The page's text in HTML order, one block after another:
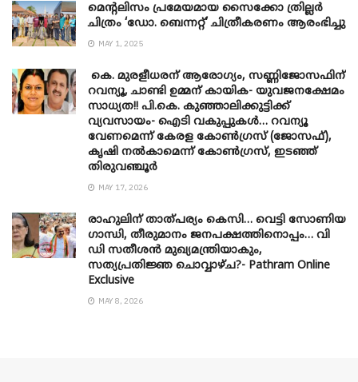
മെന്‍റലിസം പ്രമേയമായ സൈക്കോ ത്രില്ലർ
ചിത്രം ‘ഡോ. ബെന്നറ്റ്’ ചിത്രീകരണം ആരംഭിച്ചു
MAY 1, 2025
കെ. മുരളീധരന് ആരോഗ്യം, സണ്ണിജോസഫിന്
റവന്യൂ, ചാണ്ടി ഉമ്മന് കായിക- യുവജനക്ഷേമം
സാധ്യത!! പി.കെ. കുഞ്ഞാലിക്കുട്ടിക്ക്
വ്യവസായം- ഐടി വകുപ്പുകൾ… റവന്യൂ
വേണമെന്ന് കേരള കോൺഗ്രസ് (ജോസഫ്),
കൃഷി നൽകാമെന്ന് കോൺഗ്രസ്, ഇടഞ്ഞ്
തിരുവഞ്ചൂർ
MAY 17, 2026
രാഹുലിന് താത്പര്യം കെസി… വെട്ടി സോണിയ
​ഗാന്ധി, തീരുമാനം ജനപക്ഷത്തിനൊപ്പം… വി
ഡി സതീശൻ മുഖ്യമന്ത്രിയാകും,
സത്യപ്രതിജ്ഞ ചൊവ്വാഴ്ച?- Pathram Online
Exclusive
MAY 8, 2026